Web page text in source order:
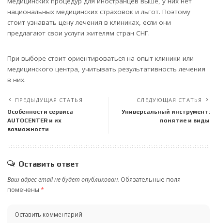
национальных медицинских страховок и льгот. Поэтому
стоит узнавать цену лечения в клиниках, если они
предлагают свои услуги жителям стран СНГ.
При выборе стоит ориентироваться на опыт клиники или
медицинского центра, учитывать результативность лечения
в них.
ПРЕДЫДУЩАЯ СТАТЬЯ
Особенности сервиса
AUTOCENTER и их
возможности
СЛЕДУЮЩАЯ СТАТЬЯ
Универсальный инструмент:
понятие и виды
Оставить ответ
Ваш адрес email не будет опубликован. Обязательные поля
помечены *